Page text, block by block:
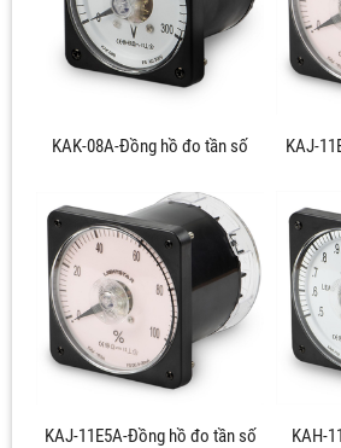
KAK-08A-Đồng hồ đo tần số KAJ-
KAJ-11E5A-Đồng hồ đo tần số KAH-